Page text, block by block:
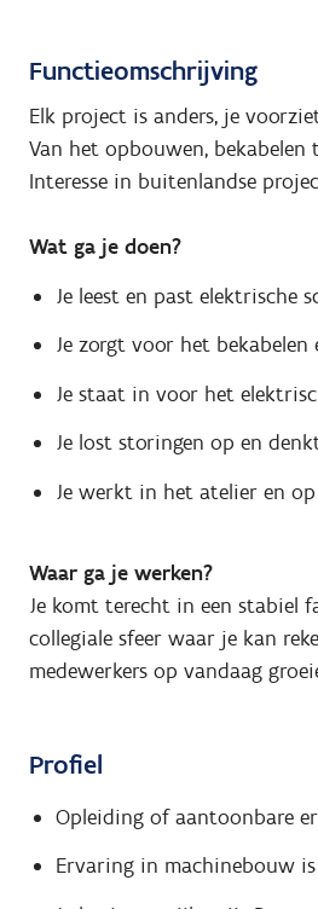
Functieomschrijving
Elk project is anders, je
Van het opbouwen,
Interesse in buitenlandse
Wat ga je doen?
Je leest en past elektrische
Je zorgt voor het
Je staat in voor het
Je lost storingen op en
Je werkt in het atelier en
Waar ga je werken?
Je komt terecht in een stabiel
collegiale sfeer waar je kan
medewerkers op vandaag
Profiel
Opleiding of aantoonbare
Ervaring in machinebouw